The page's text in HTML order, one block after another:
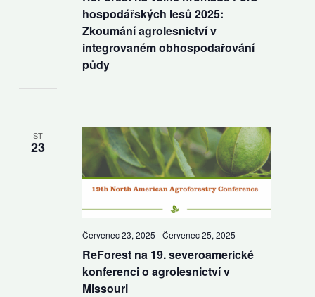
hospodářských lesů 2025:
Zkoumání agrolesnictví v
integrovaném obhospodařování
půdy
ST
23
ReForest na 19. severoamerické
konferenci o agrolesnictví v
Missouri
Červenec 23, 2025 -Červenec 25, 2025